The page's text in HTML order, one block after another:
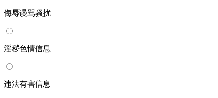
侮辱谩骂骚扰
淫秽色情信息
违法有害信息